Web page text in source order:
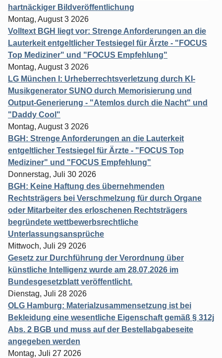
hartnäckiger Bildveröffentlichung
Montag, August 3 2026
Volltext BGH liegt vor: Strenge Anforderungen an die
Lauterkeit entgeltlicher Testsiegel für Ärzte - "FOCUS
Top Mediziner" und "FOCUS Empfehlung"
Montag, August 3 2026
LG München I: Urheberrechtsverletzung durch KI-
Musikgenerator SUNO durch Memorisierung und
Output-Generierung - "Atemlos durch die Nacht" und
"Daddy Cool"
Montag, August 3 2026
BGH: Strenge Anforderungen an die Lauterkeit
entgeltlicher Testsiegel für Ärzte - "FOCUS Top
Mediziner" und "FOCUS Empfehlung"
Donnerstag, Juli 30 2026
BGH: Keine Haftung des übernehmenden
Rechtsträgers bei Verschmelzung für durch Organe
oder Mitarbeiter des erloschenen Rechtsträgers
begründete wettbewerbsrechtliche
Unterlassungsansprüche
Mittwoch, Juli 29 2026
Gesetz zur Durchführung der Verordnung über
künstliche Intelligenz wurde am 28.07.2026 im
Bundesgesetzblatt veröffentlicht.
Dienstag, Juli 28 2026
OLG Hamburg: Materialzusammensetzung ist bei
Bekleidung eine wesentliche Eigenschaft gemäß § 312j
Abs. 2 BGB und muss auf der Bestellabgabeseite
angegeben werden
Montag, Juli 27 2026